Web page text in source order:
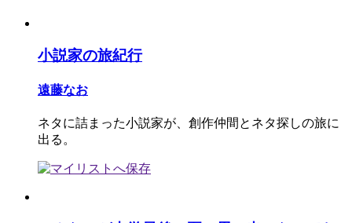
小説家の旅紀行
遠藤なお
ネタに詰まった小説家が、創作仲間とネタ探しの旅に
出る。